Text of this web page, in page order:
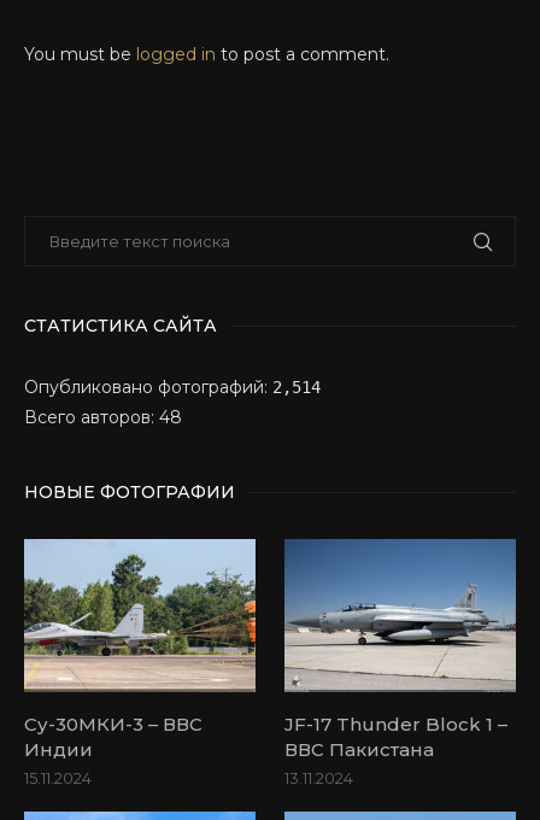
You must be logged in to post a comment.
СТАТИСТИКА САЙТА
Опубликовано фотографий: 2,514
Всего авторов: 48
НОВЫЕ ФОТОГРАФИИ
Су-30МКИ-3 – ВВС
Индии
15.11.2024
JF-17 Thunder Block 1 –
ВВС Пакистана
13.11.2024